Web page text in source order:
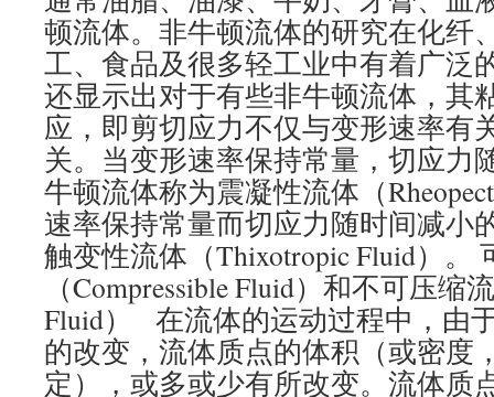
顿流体。非牛顿流体的研究在化纤
工、食品及很多轻工业中有着广泛
还显示出对于有些非牛顿流体，其
应，即剪切应力不仅与变形速率有
关。当变形速率保持常量，切应力
牛顿流体称为震凝性流体（
速率保持常量而切应力随时间减小
触变性流体（Thixotropic Fluid）。
（Compressible Fluid）和不可压缩
Fluid） 在流体的运动过程中，由
的改变，流体质点的体积（或密度
定），或多或少有所改变。流体质